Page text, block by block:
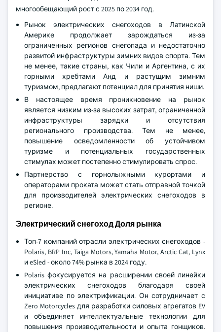
многообещающий рост с 2025 по 2034 год.
Рынок электрических снегоходов в Латинской
Америке продолжает зарождаться из-за
ограниченных регионов снегопада и недостаточно
развитой инфраструктуры зимних видов спорта. Тем
не менее, такие страны, как Чили и Аргентина, с их
горными хребтами Анд и растущим зимним
туризмом, предлагают потенциал для принятия ниши.
В настоящее время проникновение на рынок
является низким из-за высоких затрат, ограниченной
инфраструктуры зарядки и отсутствия
регионального производства. Тем не менее,
повышение осведомленности об устойчивом
туризме и потенциальных государственных
стимулах может постепенно стимулировать спрос.
Партнерство с горнолыжными курортами и
операторами проката может стать отправной точкой
для производителей электрических снегоходов в
регионе.
Электрический снегоход Доля рынка
Топ-7 компаний отрасли электрических снегоходов -
Polaris, BRP Inc, Taiga Motors, Yamaha Motor, Arctic Cat, Lynx
и eSled - около 74% рынка в 2024 году.
Polaris фокусируется на расширении своей линейки
электрических снегоходов благодаря своей
инициативе по электрификации. Он сотрудничает с
Zero Motorcycles для разработки силовых агрегатов EV
и объединяет интеллектуальные технологии для
повышения производительности и опыта гонщиков.